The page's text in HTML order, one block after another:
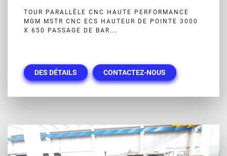
TOUR PARALLÈLE CNC HAUTE PERFORMANCE
MGM MSTR CNC ECS HAUTEUR DE POINTE 3000
X 650 PASSAGE DE BAR...
DES DÉTAILS CONTACTEZ-NOUS